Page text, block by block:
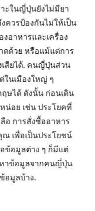
ะในญี่ปุ่นยังไม่มียา
ควรป้องกันไม่ให้เป็น
อาหารและเครื่อง
ดด้วย หรือแม้แต่การ
สียได้. คนญี่ปุ่นส่วน
นเมืองใหญ่ ๆ
ษได้ ดังนั้น ก่อนเดิน
อย เช่น ประโยคที่
อ การสั่งซื้ออาหาร
เพื่อเป็นประโยชน์
ข้อมูลต่าง ๆ ก็มีแต่
าข้อมูลจากคนญี่ปุ่น
อมูลบ้าง.